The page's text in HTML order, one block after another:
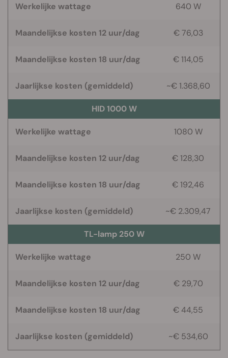
Werkelijke wattage 640 W
Maandelijkse kosten 12 uur/dag € 76,03
Maandelijkse kosten 18 uur/dag € 114,05
Jaarlijkse kosten (gemiddeld) ~€ 1.368,60
HID 1000 W
Werkelijke wattage 1080 W
Maandelijkse kosten 12 uur/dag € 128,30
Maandelijkse kosten 18 uur/dag € 192,46
Jaarlijkse kosten (gemiddeld) ~€ 2.309,47
TL-lamp 250 W
Werkelijke wattage 250 W
Maandelijkse kosten 12 uur/dag € 29,70
Maandelijkse kosten 18 uur/dag € 44,55
Jaarlijkse kosten (gemiddeld) ~€ 534,60